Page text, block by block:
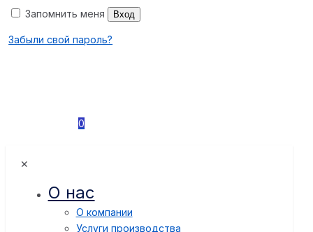
Запомнить меня Вход
Забыли свой пароль?
0
✕
О нас
О компании
Услуги производства